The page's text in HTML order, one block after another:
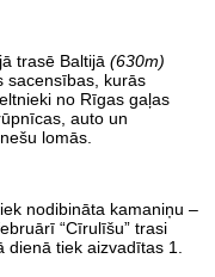
trasē Baltijā (630m)
sacensības, kurās
no Rīgas gaļas
auto un
lomās.
nodibināta kamaniņu –
“Cīrulīšu” trasi
tiek aizvadītas 1.